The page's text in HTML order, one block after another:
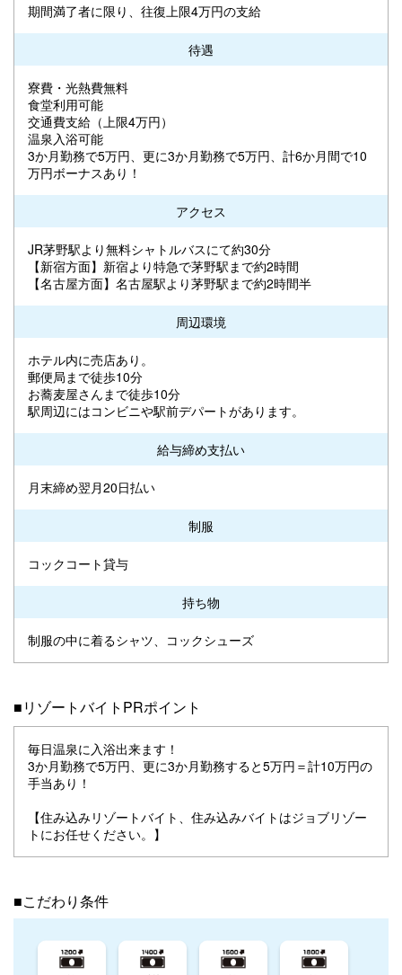
期間満了者に限り、往復上限4万円の支給
待遇
寮費・光熱費無料
食堂利用可能
交通費支給（上限4万円）
温泉入浴可能
3か月勤務で5万円、更に3か月勤務で5万円、計6か月間で10
万円ボーナスあり！
アクセス
JR茅野駅より無料シャトルバスにて約30分
【新宿方面】新宿より特急で茅野駅まで約2時間
【名古屋方面】名古屋駅より茅野駅まで約2時間半
周辺環境
ホテル内に売店あり。
郵便局まで徒歩10分
お蕎麦屋さんまで徒歩10分
駅周辺にはコンビニや駅前デパートがあります。
給与締め支払い
月末締め翌月20日払い
制服
コックコート貸与
持ち物
制服の中に着るシャツ、コックシューズ
■リゾートバイトPRポイント
毎日温泉に入浴出来ます！
3か月勤務で5万円、更に3か月勤務すると5万円＝計10万円の
手当あり！
【住み込みリゾートバイト、住み込みバイトはジョブリゾー
トにお任せください。】
■こだわり条件